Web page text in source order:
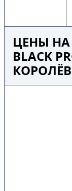
ЦЕНЫ НА
BLACK